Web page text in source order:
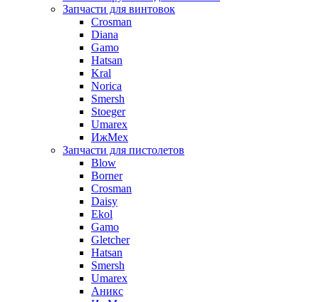
Запчасти для винтовок
Crosman
Diana
Gamo
Hatsan
Kral
Norica
Smersh
Stoeger
Umarex
ИжМех
Запчасти для пистолетов
Blow
Borner
Crosman
Daisy
Ekol
Gamo
Gletcher
Hatsan
Smersh
Umarex
Аникс